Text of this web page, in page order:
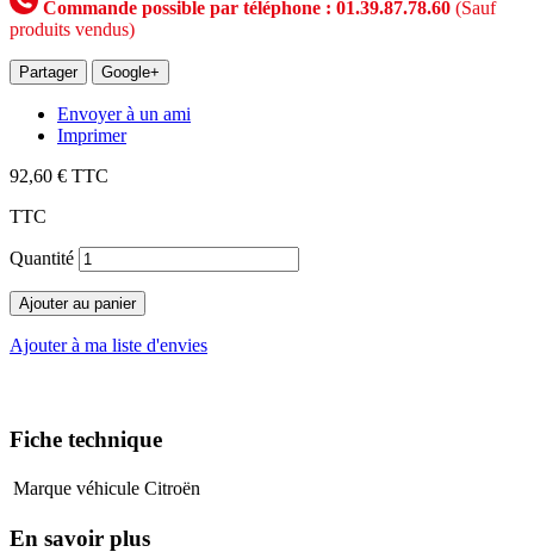
Commande possible par téléphone : 01.39.87.78.60 (Sauf
produits vendus)
Partager Google+
Envoyer à un ami
Imprimer
92,60 € TTC
TTC
Quantité
Ajouter au panier
Ajouter à ma liste d'envies
Fiche technique
Marque véhicule Citroën
En savoir plus